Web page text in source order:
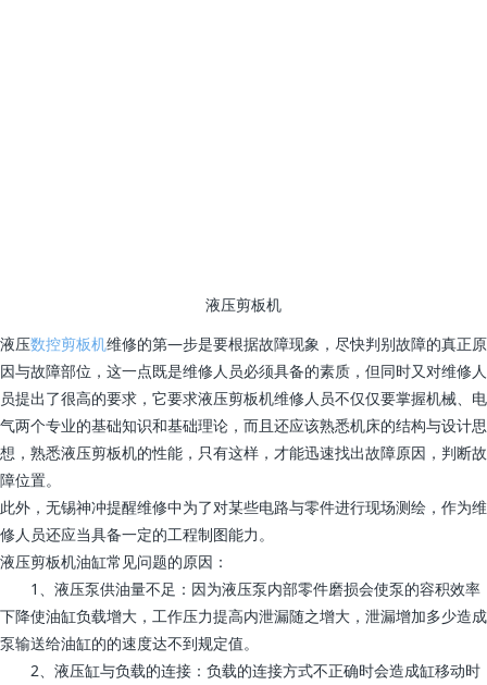
液压剪板机
液压数控剪板机维修的第—步是要根据故障现象，尽快判别故障的真正原
因与故障部位，这一点既是维修人员必须具备的素质，但同时又对维修人
员提出了很高的要求，它要求液压剪板机维修人员不仅仅要掌握机械、电
气两个专业的基础知识和基础理论，而且还应该熟悉机床的结构与设计思
想，熟悉液压剪板机的性能，只有这样，才能迅速找出故障原因，判断故
障位置。
此外，无锡神冲提醒维修中为了对某些电路与零件进行现场测绘，作为维
修人员还应当具备一定的工程制图能力。
液压剪板机油缸常见问题的原因：
1、液压泵供油量不足：因为液压泵内部零件磨损会使泵的容积效率
下降使油缸负载增大，工作压力提高内泄漏随之增大，泄漏增加多少造成
泵输送给油缸的的速度达不到规定值。
2、液压缸与负载的连接：负载的连接方式不正确时会造成缸移动时